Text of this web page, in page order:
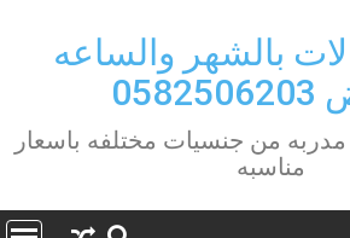
بالشهر والساعه
مدربه من جنسيات مختلفه باسعار
مناسبه